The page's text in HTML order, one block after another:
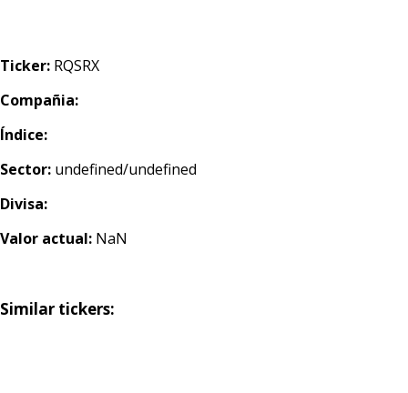
Ticker: RQSRX
Compañia:
Índice:
Sector: undefined/undefined
Divisa:
Valor actual: NaN
Similar tickers: